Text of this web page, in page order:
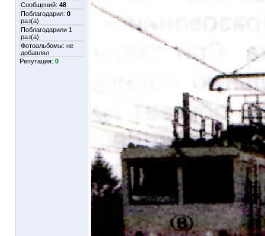
Сообщений: 48
Поблагодарил: 0
раз(а)
Поблагодарили 1
раз(а)
Фотоальбомы: не
добавлял
Репутация: 0